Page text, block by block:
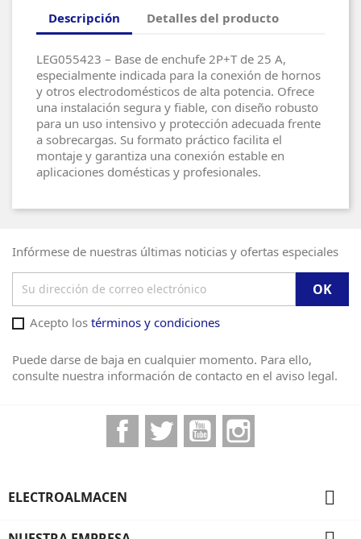
Descripción Detalles del producto
LEG055423 – Base de enchufe 2P+T de 25 A,
especialmente indicada para la conexión de hornos
y otros electrodomésticos de alta potencia. Ofrece
una instalación segura y fiable, con diseño robusto
para un uso intensivo y protección adecuada frente
a sobrecargas. Su formato práctico facilita el
montaje y garantiza una conexión estable en
aplicaciones domésticas y profesionales.
Infórmese de nuestras últimas noticias y ofertas especiales
Acepto los términos y condiciones
Puede darse de baja en cualquier momento. Para ello,
consulte nuestra información de contacto en el aviso legal.
FacebookTwitter YouTube
ELECTROALMACEN 